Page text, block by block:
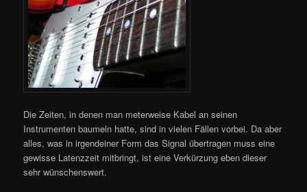
Die Zeiten, in denen man meterweise Kabel an seinen
Instrumenten baumeln hatte, sind in vielen Fällen vorbei. Da aber
alles, was in irgendeiner Form das Signal übertragen muss eine
gewisse Latenzzeit mitbringt, ist eine Verkürzung eben dieser
sehr wünschenswert.